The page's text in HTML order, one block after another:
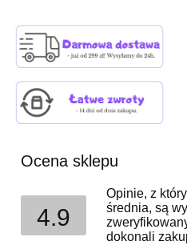
Ocena sklepu
4.9
Opinie, z
średnia, są
dokonali